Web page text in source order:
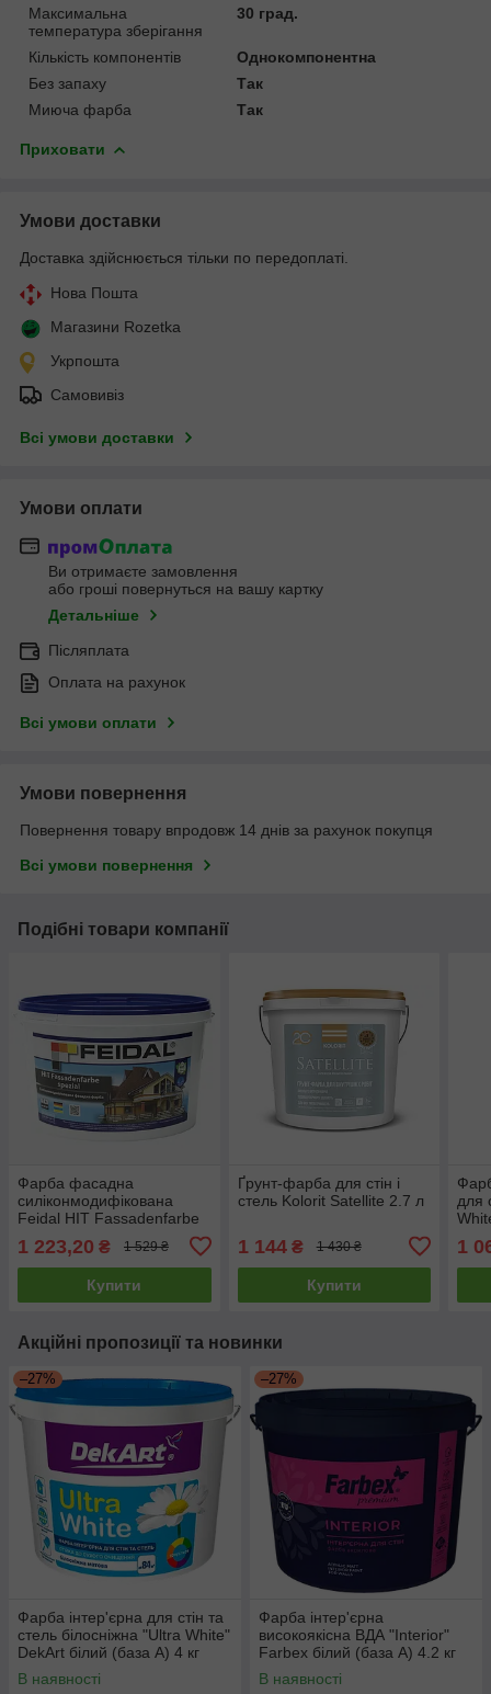
Максимальна
температура зберігання
30 град.
Кількість компонентів
Однокомпонентна
Без запаху
Так
Миюча фарба
Так
Приховати
Умови доставки
Доставка здійснюється тільки по передоплаті.
Нова Пошта
Магазини Rozetka
Укрпошта
Самовивіз
Всі умови доставки
Умови оплати
Ви отримаєте замовлення
або гроші повернуться на вашу картку
Детальніше
Післяплата
Оплата на рахунок
Всі умови оплати
Умови повернення
Повернення товару впродовж 14 днів за рахунок покупця
Всі умови повернення
Подібні товари компанії
Фарба фасадна
силіконмодифікована
Feidal HIT Fassadenfarbe
1 223,20 ₴ 1 529 ₴
Купити
Ґрунт-фарба для стін і
стель Kolorit Satellite 2.7 л
1 144₴ 1 430 ₴
Купити
для
1
Акційні пропозиції та новинки
–27%
Фарба інтер'єрна для стін та
стель білосніжна "Ultra White"
DekArt білий (база А) 4 кг
В наявності
–27%
Фарба інтер'єрна
високоякісна ВДА "Interior"
Farbex білий (база А) 4.2 кг
В наявності